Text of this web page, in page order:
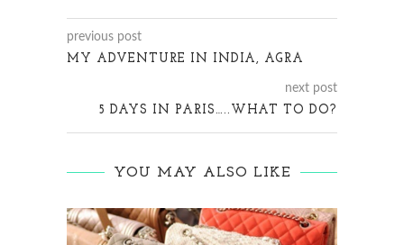
previous post
MY ADVENTURE IN INDIA, AGRA
next post
5 DAYS IN PARIS…..WHAT TO DO?
YOU MAY ALSO LIKE